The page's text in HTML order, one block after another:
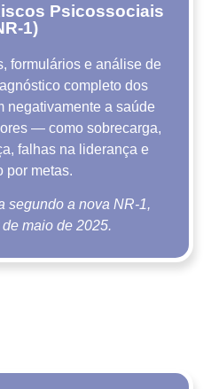
Psicossociais
1)
formulários e análise de
completo dos
negativamente a saúde
— como sobrecarga,
falhas na liderança e
por metas.
segundo a nova NR-1,
maio de 2025.